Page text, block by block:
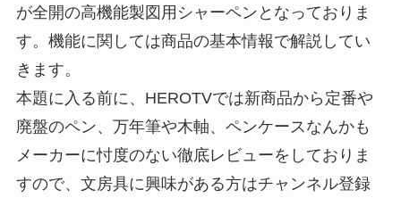
が全開の高機能製図用シャーペンとなっておりま
す。機能に関しては商品の基本情報で解説してい
きます。
本題に入る前に、HEROTVでは新商品から定番や
廃盤のペン、万年筆や木軸、ペンケースなんかも
メーカーに忖度のない徹底レビューをしておりま
すので、文房具に興味がある方はチャンネル登録